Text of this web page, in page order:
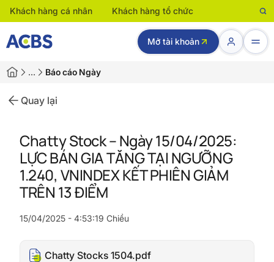
Khách hàng cá nhân Khách hàng tổ chức
Mở tài khoản
… Báo cáo Ngày
Quay lại
Chatty Stock – Ngày 15/04/2025:
LỰC BÁN GIA TĂNG TẠI NGƯỠNG
1.240, VNINDEX KẾT PHIÊN GIẢM
TRÊN 13 ĐIỂM
15/04/2025 - 4:53:19 Chiều
Chatty Stocks 1504.pdf